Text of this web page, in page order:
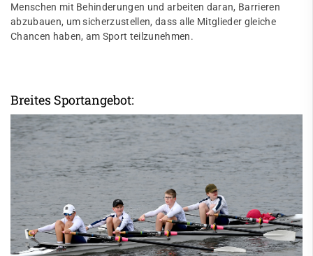
Menschen mit Behinderungen und arbeiten daran, Barrieren
abzubauen, um sicherzustellen, dass alle Mitglieder gleiche
Chancen haben, am Sport teilzunehmen.
Breites Sportangebot: